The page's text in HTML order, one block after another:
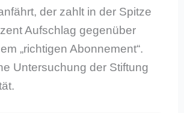
der zahlt in der Spitze
Aufschlag gegenüber
„richtigen Abonnement“.
Untersuchung der Stiftung